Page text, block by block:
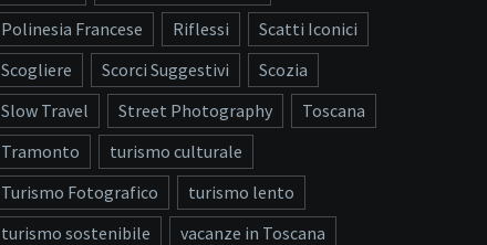
Polinesia Francese
Riflessi
Scatti Iconici
Scogliere
Scorci Suggestivi
Scozia
Slow Travel
Street Photography
Toscana
Tramonto
turismo culturale
Turismo Fotografico
turismo lento
turismo sostenibile
vacanze in Toscana